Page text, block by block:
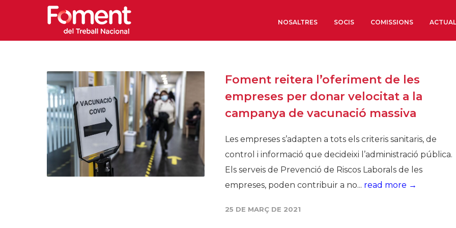
NOSALTRES
Òrgans de Govern
Òrgans Consultius
Estructura Executiva
Econòmics i Socials
Organitzacions
Organitzacions
SOCIS COMISSIONS
Foment reitera l’oferiment de les
empreses per donar velocitat a la
campanya de vacunació massiva
Les empreses s’adapten a tots els criteris sanitaris, de
control i informació que decideixi l’administració pública.
Els serveis de Prevenció de Riscos Laborals de les
empreses, poden contribuir a no... read more →
25 DE MARÇ DE 2021